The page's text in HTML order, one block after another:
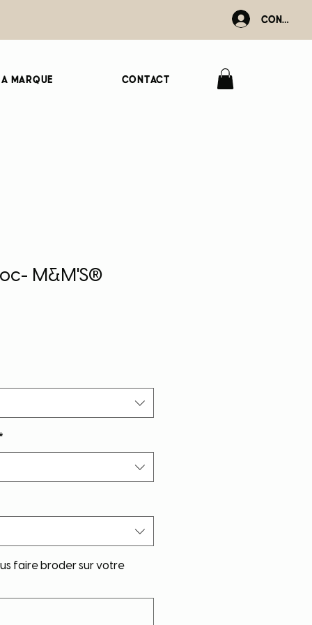
marque Contact
M&M'S®
faire broder sur votre